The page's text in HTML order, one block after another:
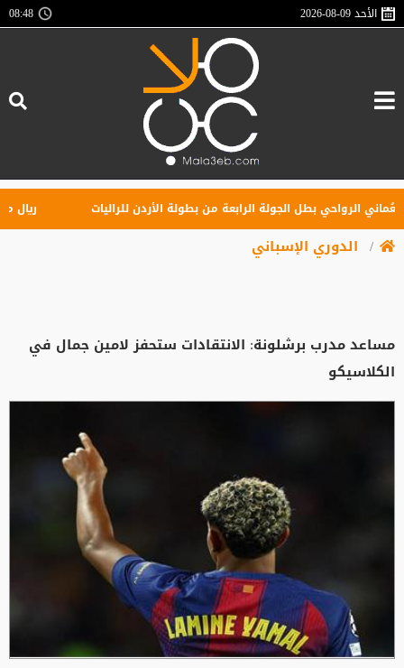
الأحد2026-08-09
08:48
الرواحي بطل الجولة الرابعة من بطولة الأردن للراليات ريال
الدوري الإسباني
مساعد مدرب برشلونة: الانتقادات ستحفز لامين جمال في
الكلاسيكو